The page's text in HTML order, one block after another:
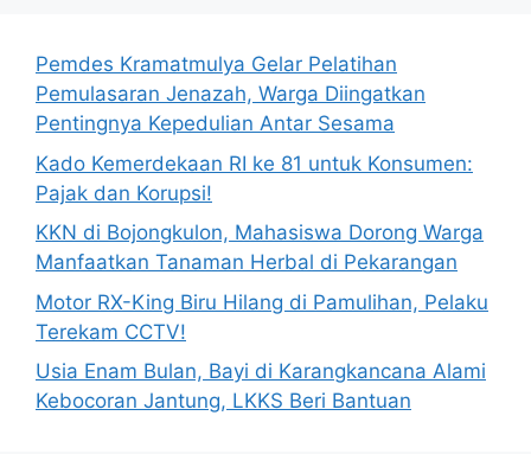
Pemdes Kramatmulya Gelar Pelatihan
Pemulasaran Jenazah, Warga Diingatkan
Pentingnya Kepedulian Antar Sesama
Kado Kemerdekaan RI ke 81 untuk Konsumen:
Pajak dan Korupsi!
KKN di Bojongkulon, Mahasiswa Dorong Warga
Manfaatkan Tanaman Herbal di Pekarangan
Motor RX-King Biru Hilang di Pamulihan, Pelaku
Terekam CCTV!
Usia Enam Bulan, Bayi di Karangkancana Alami
Kebocoran Jantung, LKKS Beri Bantuan